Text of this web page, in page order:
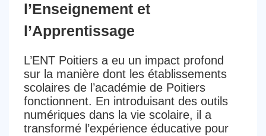
l’Enseignement et
l’Apprentissage
L’ENT Poitiers a eu un impact profond
sur la manière dont les établissements
scolaires de l’académie de Poitiers
fonctionnent. En introduisant des outils
numériques dans la vie scolaire, il a
transformé l’expérience éducative pour